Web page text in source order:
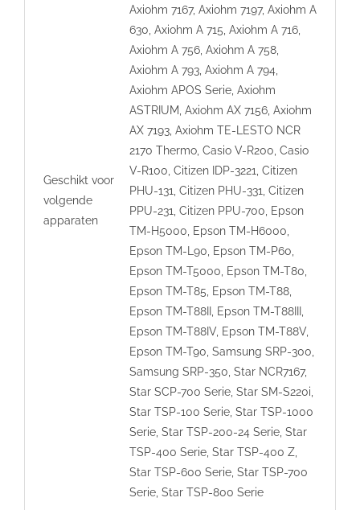
Geschikt voor
volgende
apparaten
Axiohm 7167, Axiohm 7197, Axiohm A
630, Axiohm A 715, Axiohm A 716,
Axiohm A 756, Axiohm A 758,
Axiohm A 793, Axiohm A 794,
Axiohm APOS Serie, Axiohm
ASTRIUM, Axiohm AX 7156, Axiohm
AX 7193, Axiohm TE-LESTO NCR
2170 Thermo, Casio V-R200, Casio
V-R100, Citizen IDP-3221, Citizen
PHU-131, Citizen PHU-331, Citizen
PPU-231, Citizen PPU-700, Epson
TM-H5000, Epson TM-H6000,
Epson TM-L90, Epson TM-P60,
Epson TM-T5000, Epson TM-T80,
Epson TM-T85, Epson TM-T88,
Epson TM-T88II, Epson TM-T88III,
Epson TM-T88IV, Epson TM-T88V,
Epson TM-T90, Samsung SRP-300,
Samsung SRP-350, Star NCR7167,
Star SCP-700 Serie, Star SM-S220i,
Star TSP-100 Serie, Star TSP-1000
Serie, Star TSP-200-24 Serie, Star
TSP-400 Serie, Star TSP-400 Z,
Star TSP-600 Serie, Star TSP-700
Serie, Star TSP-800 Serie